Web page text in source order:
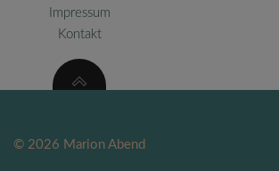
Impressum
Kontakt
© 2026 Marion Abend